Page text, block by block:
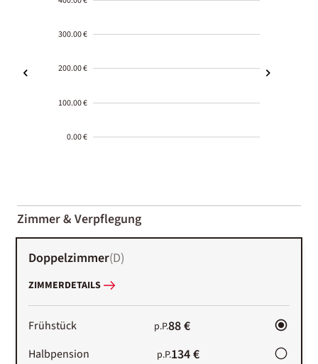
300.00 €
200.00 €
100.00 €
0.00 €
01-02
Zimmer & Verpflegung
Doppelzimmer(D)
ZIMMERDETAILS
Frühstück p.P.88 €
Halbpension p.P.134 €